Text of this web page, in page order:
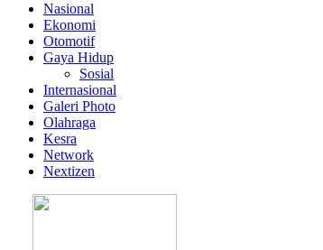
Nasional
Ekonomi
Otomotif
Gaya Hidup
Sosial
Internasional
Galeri Photo
Olahraga
Kesra
Network
Nextizen